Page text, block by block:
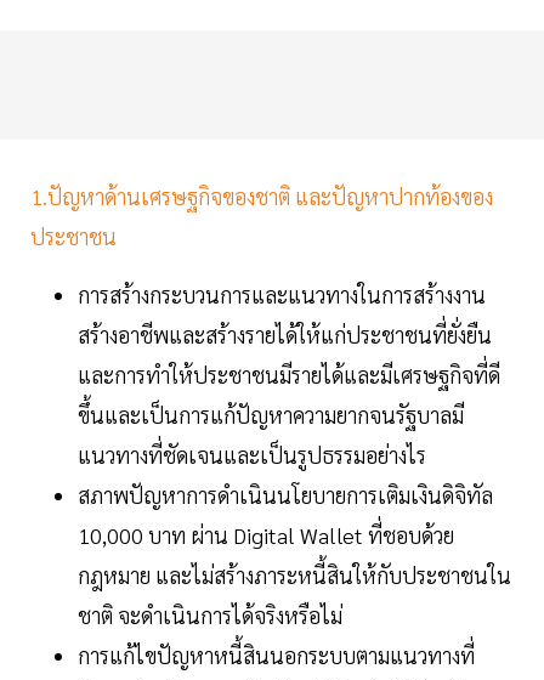
1.ปัญหาด้านเศรษฐกิจของชาติ และปัญหาปากท้องของ
ประชาชน
การสร้างกระบวนการและแนวทางในการสร้างงาน
สร้างอาชีพและสร้างรายได้ให้แก่ประชาชนที่ยั่งยืน
และการทำให้ประชาชนมีรายได้และมีเศรษฐกิจที่ดี
ขึ้นและเป็นการแก้ปัญหาความยากจนรัฐบาลมี
แนวทางที่ชัดเจนและเป็นรูปธรรมอย่างไร
สภาพปัญหาการดำเนินนโยบายการเติมเงินดิจิทัล
10,000 บาท ผ่าน Digital Wallet ที่ชอบด้วย
กฎหมาย และไม่สร้างภาระหนี้สินให้กับประชาชนใน
ชาติ จะดำเนินการได้จริงหรือไม่
การแก้ไขปัญหาหนี้สินนอกระบบตามแนวทางที่